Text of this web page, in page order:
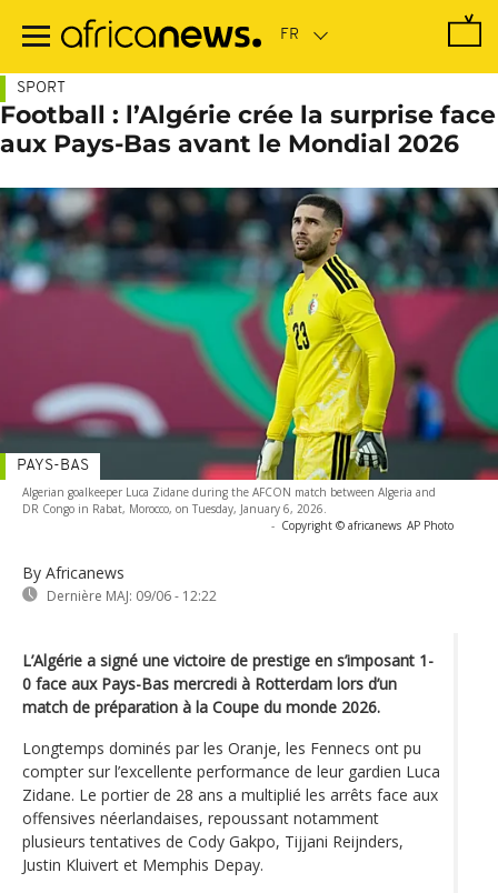
contenu
SPORT
Football : l’Algérie crée la surprise face
aux Pays-Bas avant le Mondial 2026
Algerian goalkeeper Luca Zidane during the AFCON match between Algeria and
DR Congo in Rabat, Morocco, on Tuesday, January 6, 2026.
- Copyright © africanews AP Photo
By Africanews
Dernière MAJ: 09/06 - 12:22
PAYS-BAS
L’Algérie a signé une victoire de prestige en s’imposant 1-
0 face aux Pays-Bas mercredi à Rotterdam lors d’un
match de préparation à la Coupe du monde 2026.
Longtemps dominés par les Oranje, les Fennecs ont pu
compter sur l’excellente performance de leur gardien Luca
Zidane. Le portier de 28 ans a multiplié les arrêts face aux
offensives néerlandaises, repoussant notamment
plusieurs tentatives de Cody Gakpo, Tijjani Reijnders,
Justin Kluivert et Memphis Depay.